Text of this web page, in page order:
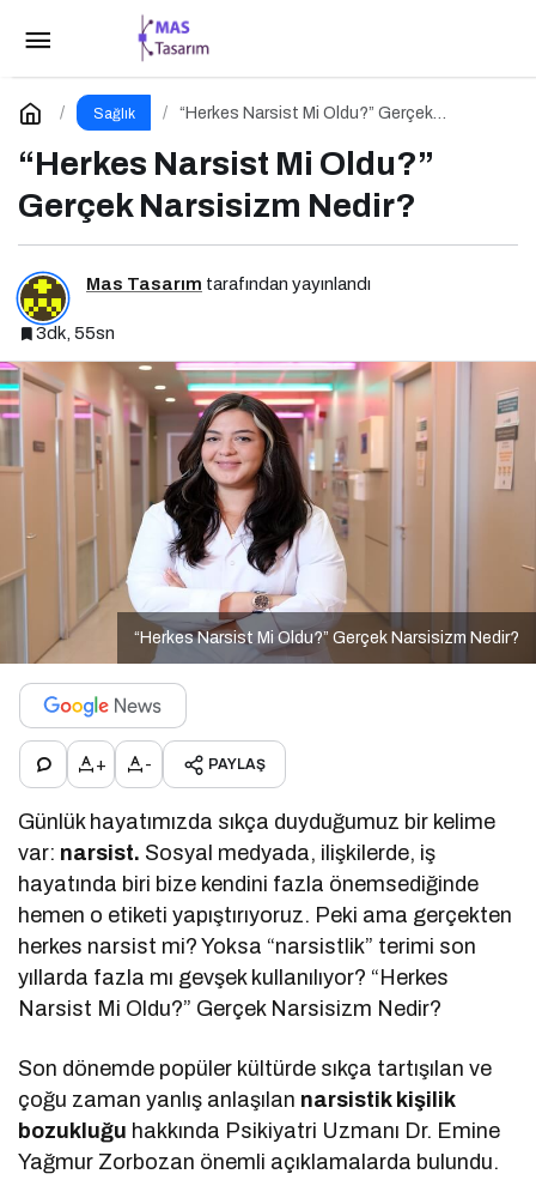
Sağlık
“Herkes Narsist Mi Oldu?” Gerçek
“Herkes Narsist Mi Oldu?”
Gerçek Narsisizm Nedir?
Mas Tasarım tarafından yayınlandı
3dk, 55sn
“Herkes Narsist Mi Oldu?” Gerçek Narsisizm Nedir?
+ - PAYLAŞ
Günlük hayatımızda sıkça duyduğumuz bir kelime
var: narsist. Sosyal medyada, ilişkilerde, iş
hayatında biri bize kendini fazla önemsediğinde
hemen o etiketi yapıştırıyoruz. Peki ama gerçekten
herkes narsist mi? Yoksa “narsistlik” terimi son
yıllarda fazla mı gevşek kullanılıyor? “Herkes
Narsist Mi Oldu?” Gerçek Narsisizm Nedir?
Son dönemde popüler kültürde sıkça tartışılan ve
çoğu zaman yanlış anlaşılan narsistik kişilik
bozukluğu hakkında Psikiyatri Uzmanı Dr. Emine
Yağmur Zorbozan önemli açıklamalarda bulundu.
Gece Yeme Krizleri: Açlık mı, Yoksa Duygusal
İhtiyaçlar mı?
Yorum Yap